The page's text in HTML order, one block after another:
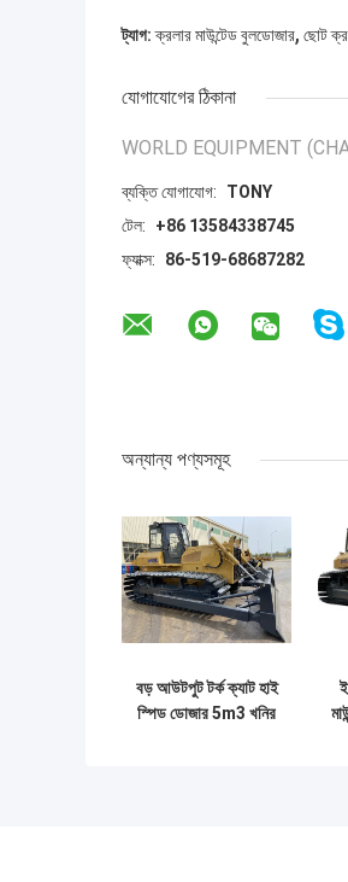
ট্যাগ: ক্রলার মাউন্টেড বুলডোজার, ছোট
যোগাযোগের ঠিকানা
WORLD EQUIPMENT
ব্যক্তি যোগাযোগ:
TONY
টেল:
+86 13584338745
ফ্যাক্স:
86-519-68687282
অন্যান্য পণ্যসমূহ
বড় আউটপুট টর্ক ক্যাট হাই
স্পিড ডোজার 5m3 খনির